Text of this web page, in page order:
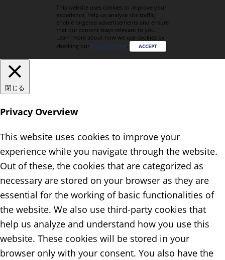
This website uses cookies to improve your
experience, help us analyze site traffic,
enable targeted advertisements and ensure
that our content stays relevant to you.
Learn more about how we use cookies by
checking our Privacy Policy. ACCEPT
閉じる
Privacy Overview
This website uses cookies to improve your
experience while you navigate through the website.
Out of these, the cookies that are categorized as
necessary are stored on your browser as they are
essential for the working of basic functionalities of
the website. We also use third-party cookies that
help us analyze and understand how you use this
website. These cookies will be stored in your
browser only with your consent. You also have the